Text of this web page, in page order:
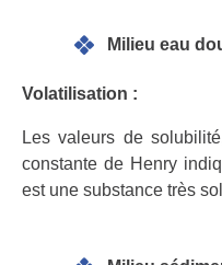
Milieu eau
Volatilisation :
Les valeurs de
constante de Henry
est une substance très